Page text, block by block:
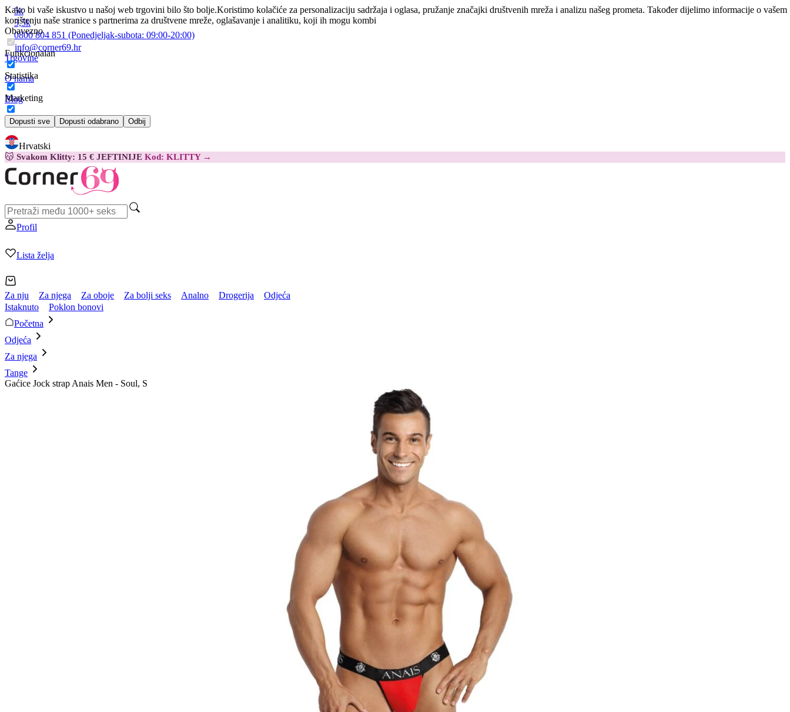
Kako bi vaše iskustvo u našoj web trgovini bilo što bolje.Koristimo kolačiće za personalizaciju sadržaja i oglasa, pružanje značajki društvenih mreža i analizu našeg prometa. Također dijelimo informacije o vašem
korištenju naše stranice s partnerima za društvene mreže, oglašavanje i analitiku, koji ih mogu kombi
Obavezno
Funkcionalan
Statistika
Marketing
Dopusti sve Dopusti odabrano Odbij
5k
3,5k
0800 804 851 (Ponedjeljak-subota: 09:00-20:00)
info@corner69.hr
Trgovine
O nama
Blog
Kontakt
Hrvatski
😽 Svakom Klitty: 15 € JEFTINIJE Kod: KLITTY →
Profil
Lista želja
Za nju Za njega Za oboje Za bolji seks Analno Drogerija
Odjeća
Istaknuto
Poklon bonovi
Početna
Odjeća
Za njega
Tange
Gaćice Jock strap Anais Men - Soul, S